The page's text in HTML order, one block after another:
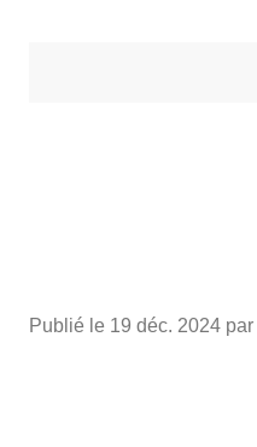
Publié le 19 déc. 2024 par